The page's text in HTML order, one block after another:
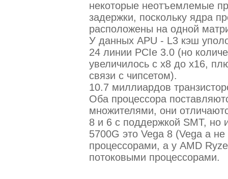
некоторые неотъемлемые
задержки, поскольку ядра
расположены на одной
У данных APU - L3 кэш
24 линии PCIe 3.0 (но
увеличилось с х8 до х16,
связи с чипсетом).
10.7 миллиардов
Оба процессора
множителями, они
8 и 6 с поддержкой SMT, но
5700G это Vega 8 (Vega а
процессорами, а у AMD
потоковыми процессорами.